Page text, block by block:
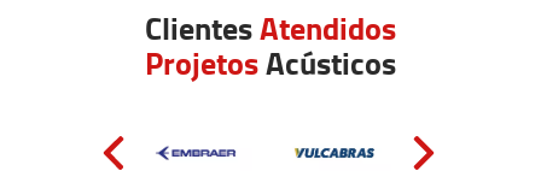
ClientesAtendidos
ProjetosAcústicos